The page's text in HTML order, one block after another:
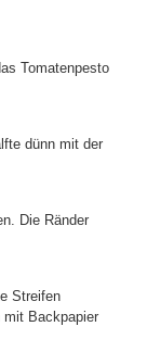
Tomatenpesto
dünn mit der
Die Ränder
Streifen
mit Backpapier